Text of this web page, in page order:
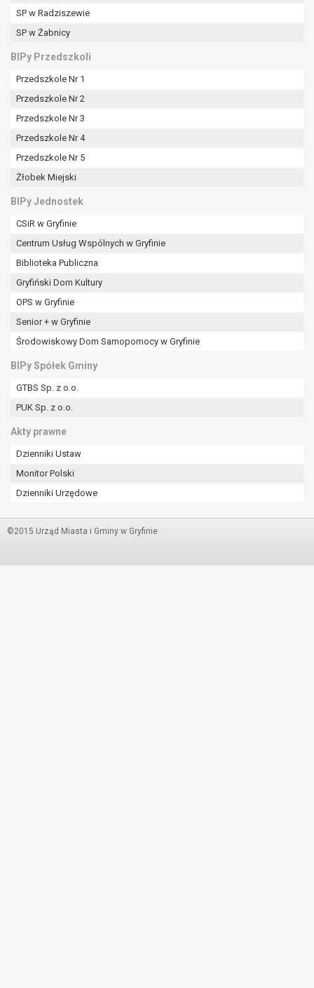
SP w Radziszewie
SP w Żabnicy
BIPy Przedszkoli
Przedszkole Nr 1
Przedszkole Nr 2
Przedszkole Nr 3
Przedszkole Nr 4
Przedszkole Nr 5
Żłobek Miejski
BIPy Jednostek
CSiR w Gryfinie
Centrum Usług Wspólnych w Gryfinie
Biblioteka Publiczna
Gryfiński Dom Kultury
OPS w Gryfinie
Senior + w Gryfinie
Środowiskowy Dom Samopomocy w Gryfinie
BIPy Spółek Gminy
GTBS Sp. z o.o.
PUK Sp. z o.o.
Akty prawne
Dzienniki Ustaw
Monitor Polski
Dzienniki Urzędowe
©2015 Urząd Miasta i Gminy w Gryfinie